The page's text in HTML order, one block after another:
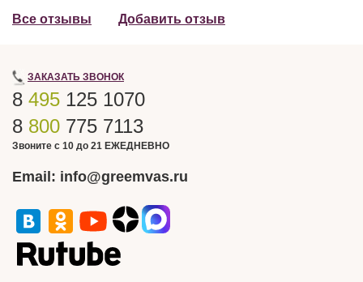
Все отзывы Добавить отзыв
ЗАКАЗАТЬ ЗВОНОК
8 495 125 1070
8 800 775 7113
Звоните с 10 до 21 ЕЖЕДНЕВНО
Email: info@greemvas.ru